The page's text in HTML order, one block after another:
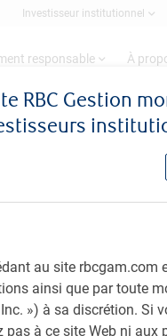
Investisseur institutionnel
responsable À
RBC Gestion
au site rbcgam.com
ainsi que par toute
») à sa discrétion. Si
à ce site Web ni aux
de